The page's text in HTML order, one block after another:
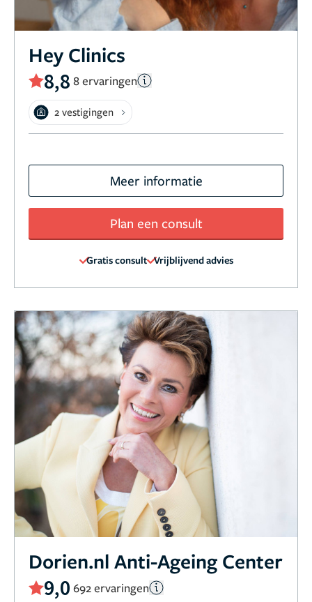
Hey Clinics
8,8 8 ervaringen
2 vestigingen
Meer informatie
Plan een consult
Gratis consult Vrijblijvend advies
Dorien.nl Anti-Ageing Center
9,0 692 ervaringen